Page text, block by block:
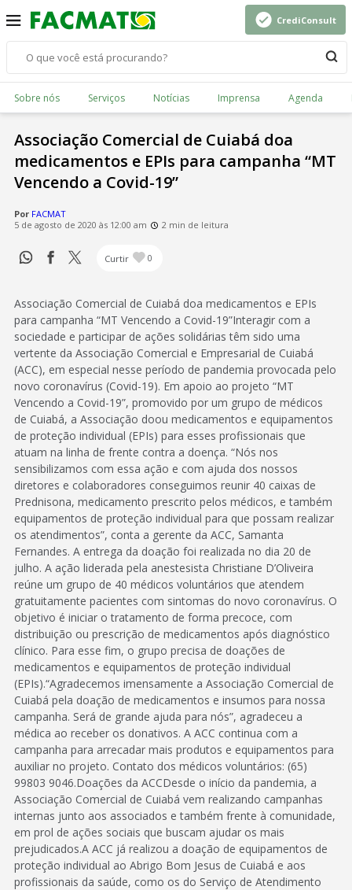
CrediConsult
Sobre nós Serviços Notícias Imprensa Agenda
Associação Comercial de Cuiabá doa
medicamentos e EPIs para campanha “MT
Vencendo a Covid-19”
Por FACMAT
5 de agosto de 2020 às 12:00 am
2 min de leitura
Curtir 0
Associação Comercial de Cuiabá doa medicamentos e EPIs
para campanha “MT Vencendo a Covid-19”Interagir com a
sociedade e participar de ações solidárias têm sido uma
vertente da Associação Comercial e Empresarial de Cuiabá
(ACC), em especial nesse período de pandemia provocada pelo
novo coronavírus (Covid-19). Em apoio ao projeto “MT
Vencendo a Covid-19”, promovido por um grupo de médicos
de Cuiabá, a Associação doou medicamentos e equipamentos
de proteção individual (EPIs) para esses profissionais que
atuam na linha de frente contra a doença. “Nós nos
sensibilizamos com essa ação e com ajuda dos nossos
diretores e colaboradores conseguimos reunir 40 caixas de
Prednisona, medicamento prescrito pelos médicos, e também
equipamentos de proteção individual para que possam realizar
os atendimentos”, conta a gerente da ACC, Samanta
Fernandes. A entrega da doação foi realizada no dia 20 de
julho. A ação liderada pela anestesista Christiane D’Oliveira
reúne um grupo de 40 médicos voluntários que atendem
gratuitamente pacientes com sintomas do novo coronavírus. O
objetivo é iniciar o tratamento de forma precoce, com
distribuição ou prescrição de medicamentos após diagnóstico
clínico. Para esse fim, o grupo precisa de doações de
medicamentos e equipamentos de proteção individual
(EPIs).“Agradecemos imensamente a Associação Comercial de
Cuiabá pela doação de medicamentos e insumos para nossa
campanha. Será de grande ajuda para nós”, agradeceu a
médica ao receber os donativos. A ACC continua com a
campanha para arrecadar mais produtos e equipamentos para
auxiliar no projeto. Contato dos médicos voluntários: (65)
99803 9046.Doações da ACCDesde o início da pandemia, a
Associação Comercial de Cuiabá vem realizando campanhas
internas junto aos associados e também frente à comunidade,
em prol de ações sociais que buscam ajudar os mais
prejudicados.A ACC já realizou a doação de equipamentos de
proteção individual ao Abrigo Bom Jesus de Cuiabá e aos
profissionais da saúde, como os do Serviço de Atendimento